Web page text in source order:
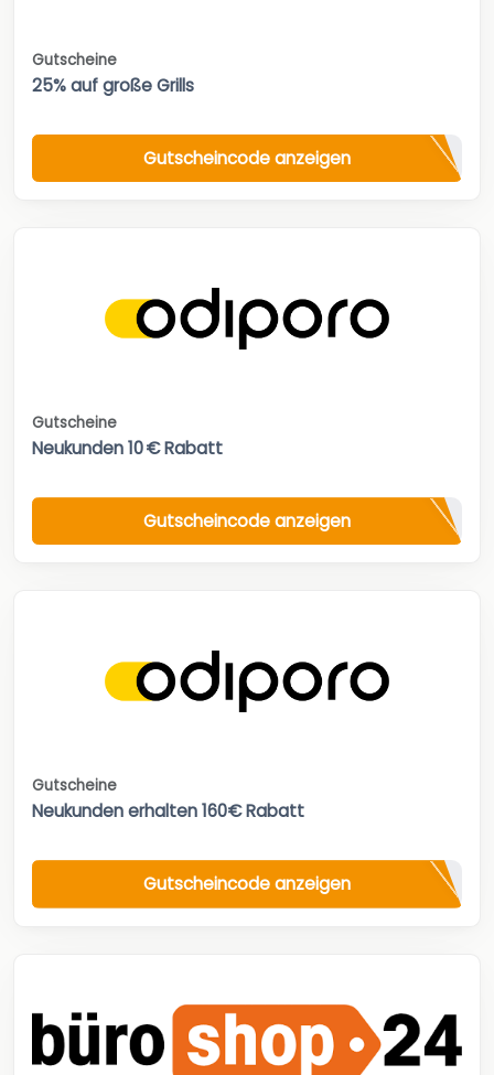
Gutscheine
25% auf große Grills
Gutscheincode anzeigen
Gutscheine
Neukunden 10 € Rabatt
Gutscheincode anzeigen
Gutscheine
Neukunden erhalten 160€ Rabatt
Gutscheincode anzeigen